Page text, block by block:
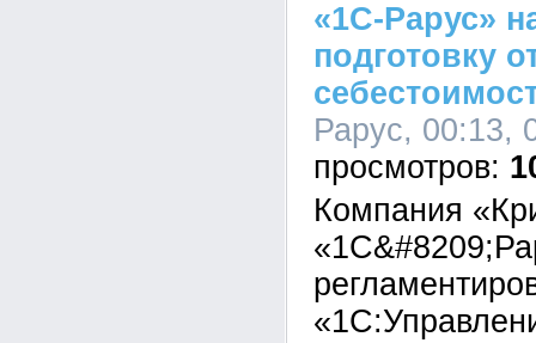
«1С-Рарус»
подготовку
Рарус, 00:13,
Компания